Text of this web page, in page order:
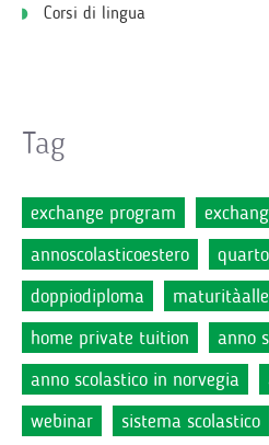
Corsi di lingua
Tag
exchange program
annoscolasticoestero
doppiodiploma
home private tuition
anno
anno scolastico in norvegia
webinar
sistema scolastico